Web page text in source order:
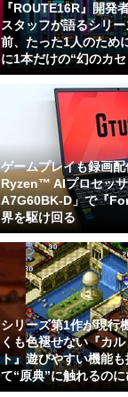
『ROUTE16R』開発
スタッフが語るシリ
前、たった1人のため
に1本だけの“幻のカ
ゲームプレイも録画
Ryzen™ AIプロセッ
A7G60BK-D」で『
界を駆け回る
シリーズ第1作が現行
くも色褪せない『カ
ト』遊びやすい機能
て“原典”に触れるの